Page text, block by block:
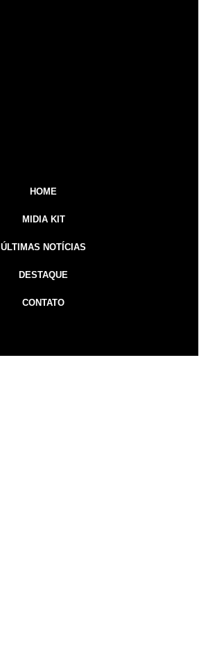
HOME
MIDIA KIT
ÚLTIMAS NOTÍCIAS
DESTAQUE
CONTATO